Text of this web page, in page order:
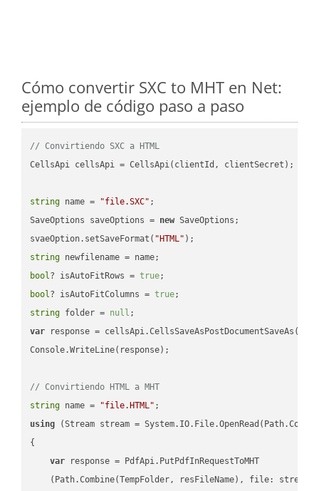
Cómo convertir SXC to MHT en Net:
ejemplo de código paso a paso
// Convirtiendo SXC a HTML
CellsApi cellsApi = CellsApi(clientId, clientSecret);
string name = "file.SXC" ;
SaveOptions saveOptions = new SaveOptions;
svaeOption.setSaveFormat( "HTML"
string
bool? isAutoFitRows = true
bool? isAutoFitColumns = true
string folder = null
var response =
Console.WriteLine(response);
// Convirtiendo HTML a MHT
string name = "file.HTML"
using (Stream stream =
{
var response = PdfApi.PutPdfInRequestToMHT
    (Path.Combine(TempFolder, resFileName), file: stream);